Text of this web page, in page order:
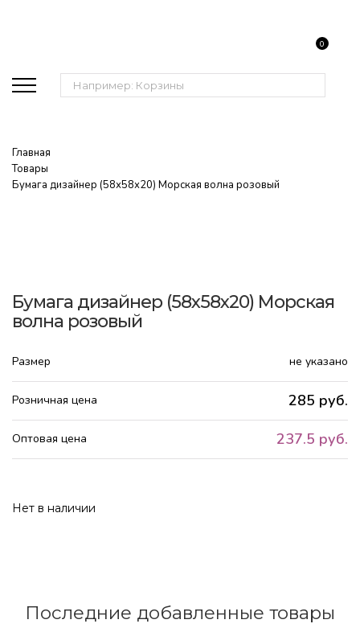
Поиск:
0
Главная
Товары
Бумага дизайнер (58х58х20) Морская волна розовый
Бумага дизайнер (58х58х20) Морская
волна розовый
Размер не указано
Розничная цена 285 руб.
Оптовая цена 237.5 руб.
Нет в наличии
Последние добавленные товары